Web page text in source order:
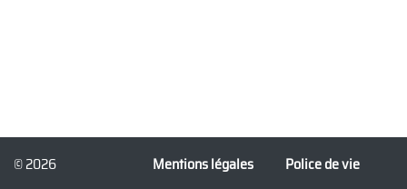
© 2026 Mentions légales Police de vie